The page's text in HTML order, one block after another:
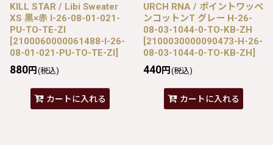
KILL STAR / Libi Sweater
XS 黒×赤 I-26-08-01-021-
PU-TO-TE-ZI
[2100060000061488-I-26-
08-01-021-PU-TO-TE-ZI]
880円 (税込)
カートに入れる
URCH RNA / ポイントワッペ
ンコットンT グレー H-26-
08-03-1044-0-TO-KB-ZH
[2100030000090473-H-26-
08-03-1044-0-TO-KB-ZH]
440円 (税込)
カートに入れる